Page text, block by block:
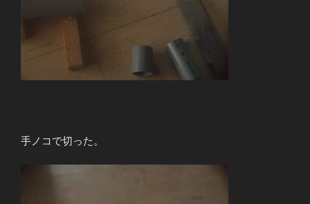
手ノコで切った。